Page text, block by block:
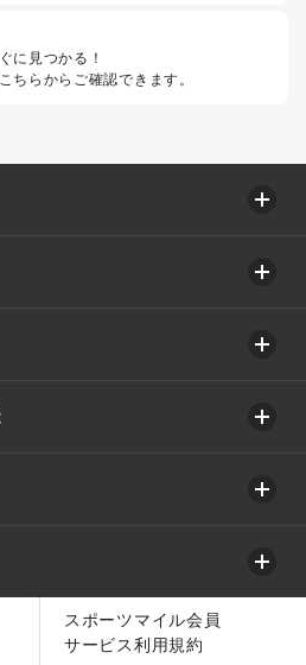
に見つかる！
ちらからご確認できます。
スポーツマイル会員
サービス利用規約